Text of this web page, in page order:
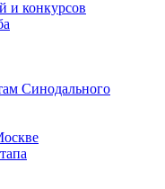
и конкурсов
Синодального